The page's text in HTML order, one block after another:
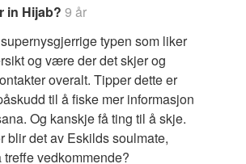
in Hijab? 9 år
typen som liker
og være der det skjer og
overalt. Tipper dette er
til å fiske mer informasjon
Og kanskje få ting til å skje.
blir det av Eskilds soulmate,
treffe vedkommende?